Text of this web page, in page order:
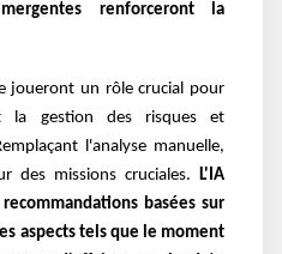
renforceront la
joueront un rôle crucial pour
la gestion des risques et
l'analyse manuelle,
des missions cruciales. L'IA
basées sur
aspects tels que le moment